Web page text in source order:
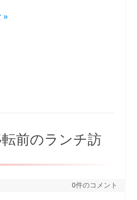
»
前のランチ訪
0件のコメント